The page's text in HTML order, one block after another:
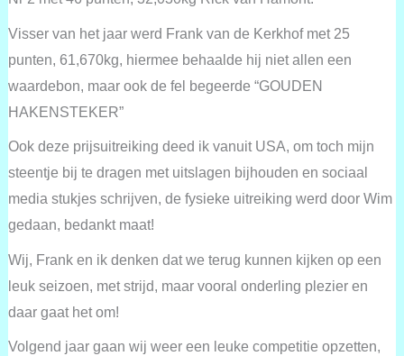
Visser van het jaar werd Frank van de Kerkhof met 25
punten, 61,670kg, hiermee behaalde hij niet allen een
waardebon, maar ook de fel begeerde “GOUDEN
HAKENSTEKER”
Ook deze prijsuitreiking deed ik vanuit USA, om toch mijn
steentje bij te dragen met uitslagen bijhouden en sociaal
media stukjes schrijven, de fysieke uitreiking werd door Wim
gedaan, bedankt maat!
Wij, Frank en ik denken dat we terug kunnen kijken op een
leuk seizoen, met strijd, maar vooral onderling plezier en
daar gaat het om!
Volgend jaar gaan wij weer een leuke competitie opzetten,